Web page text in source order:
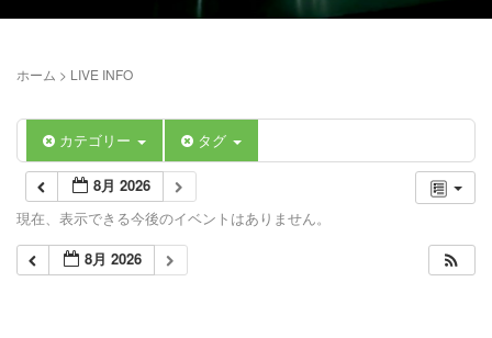
ホーム > LIVE INFO
カテゴリー タグ
8月 2026
現在、表示できる今後のイベントはありません。
8月 2026